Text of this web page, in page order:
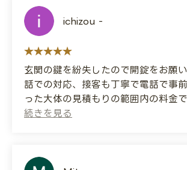
their services again if I need to.
ichizou -
玄関の鍵を紛失したので開錠をお願
話での対応、接客も丁寧で電話で事
った大体の見積もりの範囲内の料金
がきちんとどういう鍵のタイプが伝え
きる業者さんです。